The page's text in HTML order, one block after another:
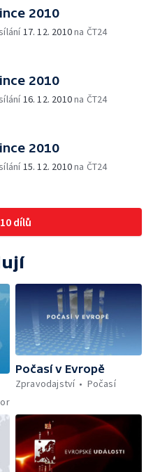
2010
17. 12. 2010na ČT24
2010
16. 12. 2010na ČT24
2010
15. 12. 2010na ČT24
dílů
Počasí v Evropě
Zpravodajství
Počasí